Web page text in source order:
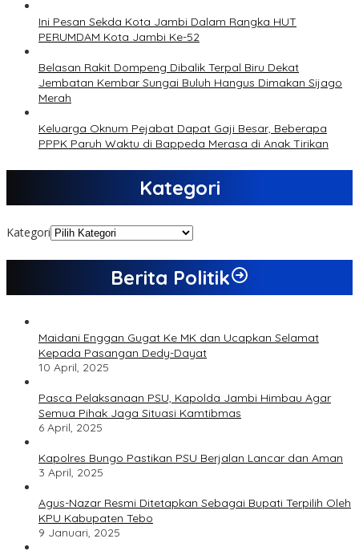
Ini Pesan Sekda Kota Jambi Dalam Rangka HUT
PERUMDAM Kota Jambi Ke-52
Belasan Rakit Dompeng Dibalik Terpal Biru Dekat
Jembatan Kembar Sungai Buluh Hangus Dimakan Sijago
Merah
Keluarga Oknum Pejabat Dapat Gaji Besar, Beberapa
PPPK Paruh Waktu di Bappeda Merasa di Anak Tirikan
Kategori
Kategori
Berita Politik
Maidani Enggan Gugat Ke MK dan Ucapkan Selamat
Kepada Pasangan Dedy-Dayat
10 April, 2025
Pasca Pelaksanaan PSU, Kapolda Jambi Himbau Agar
Semua Pihak Jaga Situasi Kamtibmas
6 April, 2025
Kapolres Bungo Pastikan PSU Berjalan Lancar dan Aman
3 April, 2025
Agus-Nazar Resmi Ditetapkan Sebagai Bupati Terpilih Oleh
KPU Kabupaten Tebo
9 Januari, 2025